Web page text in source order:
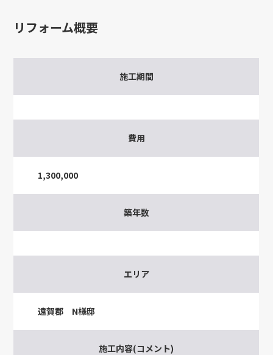
リフォーム概要
施工期間
費用
1,300,000
築年数
エリア
遠賀郡 N様邸
施工内容(コメント)